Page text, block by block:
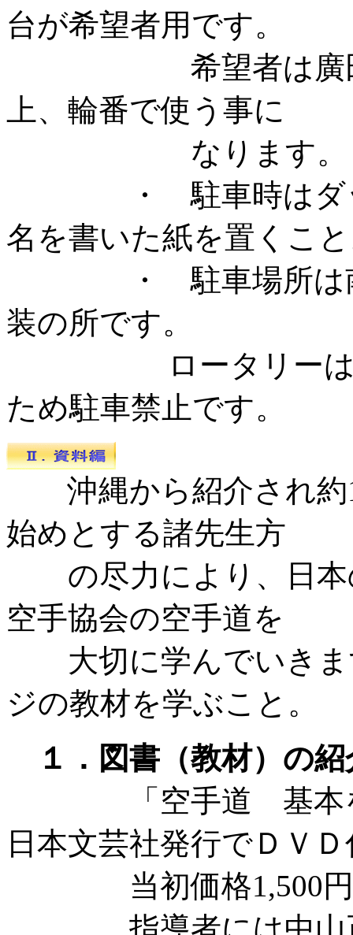
台が希望者用です。
希望者は廣田さ
上、輪番で使う事に
なります。
・ 駐車時はダッシ
名を書いた紙を置くこ
・ 駐車場所は南正
装の所です。
ロータリーは有事
ため駐車禁止です。
沖縄から紹介され約
始めとする諸先生方
の尽力により、日本
空手協会の空手道を
大切に学んでいきま
ジの教材を学ぶこと。
１．図書（教材）の紹
「空手道 基本を身
日本文芸社発行でＤＶ
当初価格1,500円